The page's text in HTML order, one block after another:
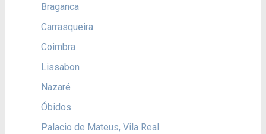
Braganca
Carrasqueira
Coimbra
Lissabon
Nazaré
Óbidos
Palacio de Mateus, Vila Real